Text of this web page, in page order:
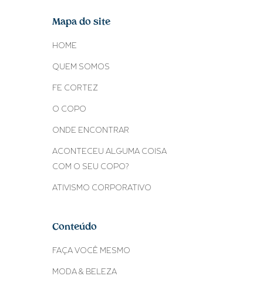
Mapa do site
HOME
QUEM SOMOS
FE CORTEZ
O COPO
ONDE ENCONTRAR
ACONTECEU ALGUMA COISA
COM O SEU COPO?
ATIVISMO CORPORATIVO
Conteúdo
FAÇA VOCÊ MESMO
MODA & BELEZA